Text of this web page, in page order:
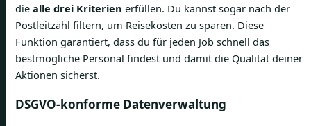
die alle drei Kriterien erfüllen. Du kannst sogar nach der
Postleitzahl filtern, um Reisekosten zu sparen. Diese
Funktion garantiert, dass du für jeden Job schnell das
bestmögliche Personal findest und damit die Qualität deiner
Aktionen sicherst.
DSGVO-konforme Datenverwaltung